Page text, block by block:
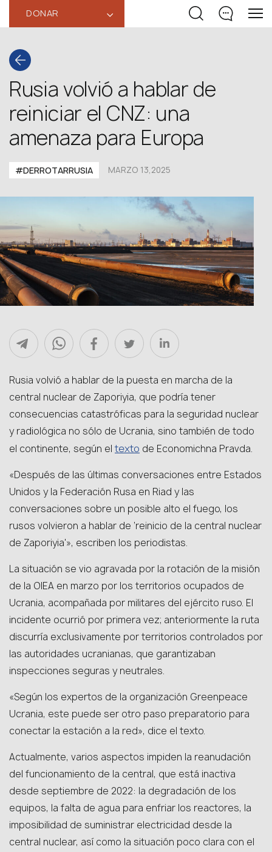
DONAR ‹
Rusia volvió a hablar de
reiniciar el CNZ: una
amenaza para Europa
#DERROTARRUSIA MARZO 13,2025
Rusia volvió a hablar de la puesta en marcha de la
central nuclear de Zaporiyia, que podría tener
consecuencias catastróficas para la seguridad nuclear
y radiológica no sólo de Ucrania, sino también de todo
el continente, según el texto de Economichna Pravda.
«Después de las últimas conversaciones entre Estados
Unidos y la Federación Rusa en Riad y las
conversaciones sobre un posible alto el fuego, los
rusos volvieron a hablar de ‘reinicio de la central nuclear
de Zaporiyia'», escriben los periodistas.
La situación se vio agravada por la rotación de la misión
de la OIEA en marzo por los territorios ocupados de
Ucrania, acompañada por militares del ejército ruso. El
incidente ocurrió por primera vez; anteriormente la ruta
discurría exclusivamente por territorios controlados por
las autoridades ucranianas, que garantizaban
inspecciones seguras y neutrales.
«Según los expertos de la organización Greenpeace
Ucrania, este puede ser otro paso preparatorio para
conectar la estación a la red», dice el texto.
Actualmente, varios aspectos impiden la reanudación
del funcionamiento de la central, que está inactiva
desde septiembre de 2022: la degradación de los
equipos, la falta de agua para enfriar los reactores, la
imposibilidad de suministrar electricidad desde la
central nuclear, así como la situación poco clara con el